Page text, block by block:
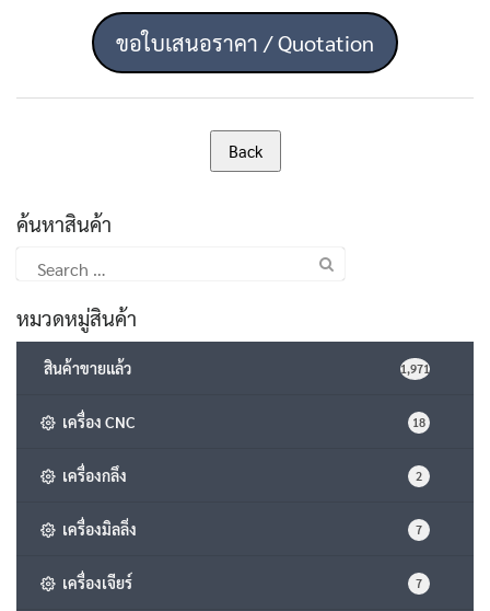
ขอใบเสนอราคา / Quotation
ค้นหาสินค้า
for:
หมวดหมู่สินค้า
สินค้าขายแล้ว 1,971
เครื่อง CNC 18
เครื่องกลึง 2
เครื่องมิลลิ่ง 7
เครื่องเจียร์ 7